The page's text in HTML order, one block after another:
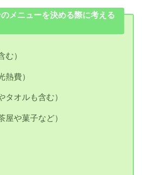
メニューを決める際に考える
む）
熱費）
タオルも含む）
屋や菓子など）